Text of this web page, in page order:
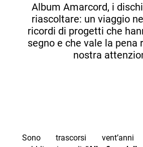
Album Amarcord, i
riascoltare: un viaggio
ricordi di progetti che
segno e che vale la pena
nostra
Sono trascorsi